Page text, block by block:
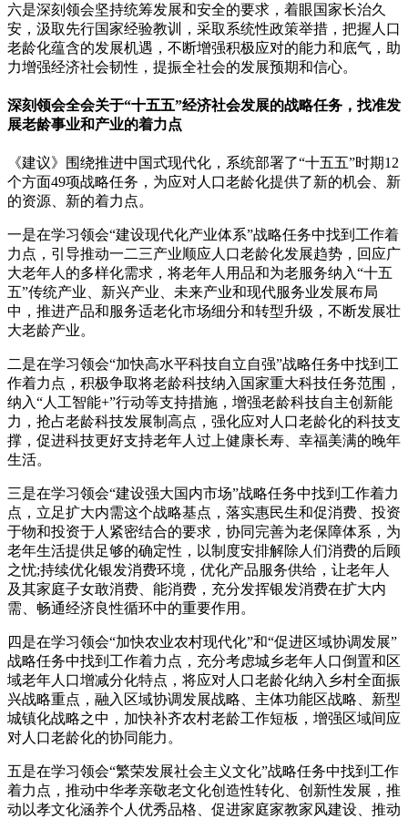
六是深刻领会坚持统筹发展和安全的要求，着眼国家长治久
安，汲取先行国家经验教训，采取系统性政策举措，把握人口
老龄化蕴含的发展机遇，不断增强积极应对的能力和底气，助
力增强经济社会韧性，提振全社会的发展预期和信心。
深刻领会全会关于“十五五”经济社会发展的战略任务，找准发
展老龄事业和产业的着力点
《建议》围绕推进中国式现代化，系统部署了“十五五”时期12
个方面49项战略任务，为应对人口老龄化提供了新的机会、新
的资源、新的着力点。
一是在学习领会“建设现代化产业体系”战略任务中找到工作着
力点，引导推动一二三产业顺应人口老龄化发展趋势，回应广
大老年人的多样化需求，将老年人用品和为老服务纳入“十五
五”传统产业、新兴产业、未来产业和现代服务业发展布局
中，推进产品和服务适老化市场细分和转型升级，不断发展壮
大老龄产业。
二是在学习领会“加快高水平科技自立自强”战略任务中找到工
作着力点，积极争取将老龄科技纳入国家重大科技任务范围，
纳入“人工智能+”行动等支持措施，增强老龄科技自主创新能
力，抢占老龄科技发展制高点，强化应对人口老龄化的科技支
撑，促进科技更好支持老年人过上健康长寿、幸福美满的晚年
生活。
三是在学习领会“建设强大国内市场”战略任务中找到工作着力
点，立足扩大内需这个战略基点，落实惠民生和促消费、投资
于物和投资于人紧密结合的要求，协同完善为老保障体系，为
老年生活提供足够的确定性，以制度安排解除人们消费的后顾
之忧;持续优化银发消费环境，优化产品服务供给，让老年人
及其家庭子女敢消费、能消费，充分发挥银发消费在扩大内
需、畅通经济良性循环中的重要作用。
四是在学习领会“加快农业农村现代化”和“促进区域协调发展”
战略任务中找到工作着力点，充分考虑城乡老年人口倒置和区
域老年人口增减分化特点，将应对人口老龄化纳入乡村全面振
兴战略重点，融入区域协调发展战略、主体功能区战略、新型
城镇化战略之中，加快补齐农村老龄工作短板，增强区域间应
对人口老龄化的协同能力。
五是在学习领会“繁荣发展社会主义文化”战略任务中找到工作
着力点，推动中华孝亲敬老文化创造性转化、创新性发展，推
动以孝文化涵养个人优秀品格、促进家庭家教家风建设、推动